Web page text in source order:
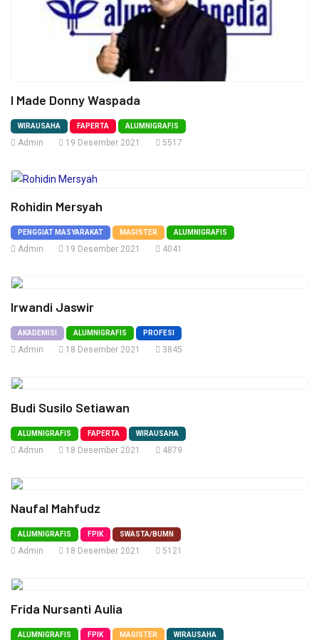
I Made Donny Waspada
WIRAUSAHA FAPERTA ALUMNIGRAFIS
Admin 19 Desember 2021 5517
Rohidin Mersyah
PENGGIAT MASYARAKAT MAGISTER ALUMNIGRAFIS
Admin 19 Desember 2021 4041
Irwandi Jaswir
AKADEMISI ALUMNIGRAFIS PROFESI
Admin 18 Desember 2021 3845
Budi Susilo Setiawan
ALUMNIGRAFIS FAPERTA WIRAUSAHA
Admin 18 Desember 2021 4879
Naufal Mahfudz
ALUMNIGRAFIS FPIK SWASTA/BUMN
Admin 18 Desember 2021 5121
Frida Nursanti Aulia
ALUMNIGRAFIS FPIK MAGISTER WIRAUSAHA